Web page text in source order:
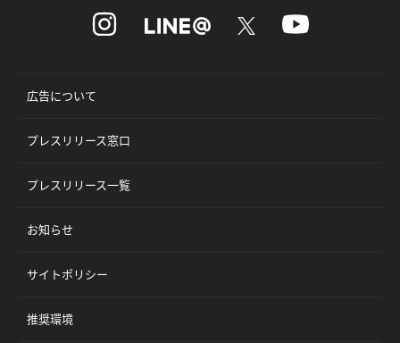
広告について
プレスリリース窓口
プレスリリース一覧
お知らせ
サイトポリシー
推奨環境